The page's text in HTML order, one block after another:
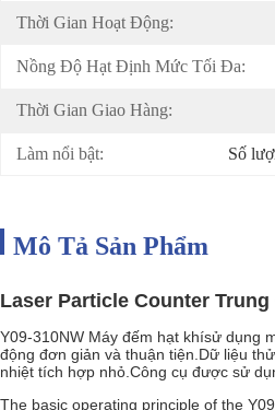
Thời Gian Hoạt Động:
Nồng Độ Hạt Định Mức Tối Đa:
Thời Gian Giao Hàng:
Làm nổi bật: Số
Mô Tả Sản Phẩm
Laser Particle Counter
Y09-310NW Máy đếm hạt khísử dụng
động đơn giản và thuận tiện.Dữ liệu
nhiệt tích hợp nhỏ.Công cụ được sử
The basic operating principle of the